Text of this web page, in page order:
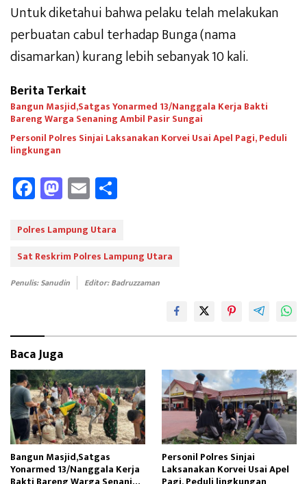
Untuk diketahui bahwa pelaku telah melakukan
perbuatan cabul terhadap Bunga (nama
disamarkan) kurang lebih sebanyak 10 kali.
Berita Terkait
Bangun Masjid,Satgas Yonarmed 13/Nanggala Kerja Bakti
Bareng Warga Senaning Ambil Pasir Sungai
Personil Polres Sinjai Laksanakan Korvei Usai Apel Pagi, Peduli
lingkungan
Fa
ce
b
oo
k
M
as
to
d
o
n
E
m
ail
Polres Lampung Utara
Sat Reskrim Polres Lampung Utara
Penulis: Sanudin Editor: Badruzzaman
Baca Juga
Bangun Masjid,Satgas
Yonarmed 13/Nanggala Kerja
Personil Polres Sinjai
Laksanakan Korvei Usai Apel